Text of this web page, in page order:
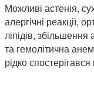
Можливі астенія,
алергічні реакції,
ліпідів,
та гемолітична
рідко